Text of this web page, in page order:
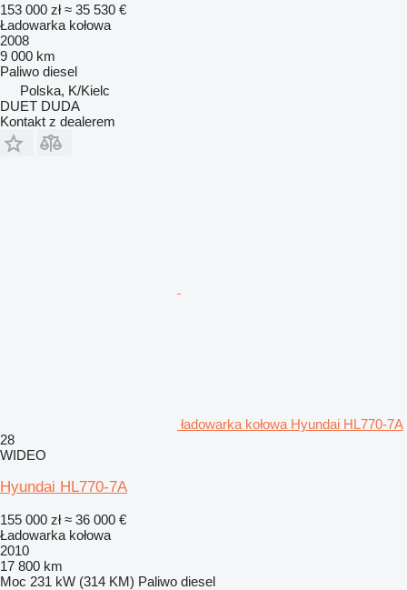
153 000 zł ≈ 35 530 €
Ładowarka kołowa
2008
9 000 km
Paliwo diesel
Polska, K/Kielc
DUET DUDA
Kontakt z dealerem
ładowarka kołowa Hyundai HL770-7A
28
WIDEO
Hyundai HL770-7A
155 000 zł ≈ 36 000 €
Ładowarka kołowa
2010
17 800 km
Moc 231 kW (314 KM) Paliwo diesel